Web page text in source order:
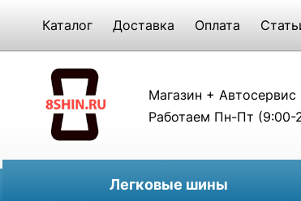
Каталог Доставка Оплата
Магазин +
Работаем Пн-Пт (9:00-
Легковые шины